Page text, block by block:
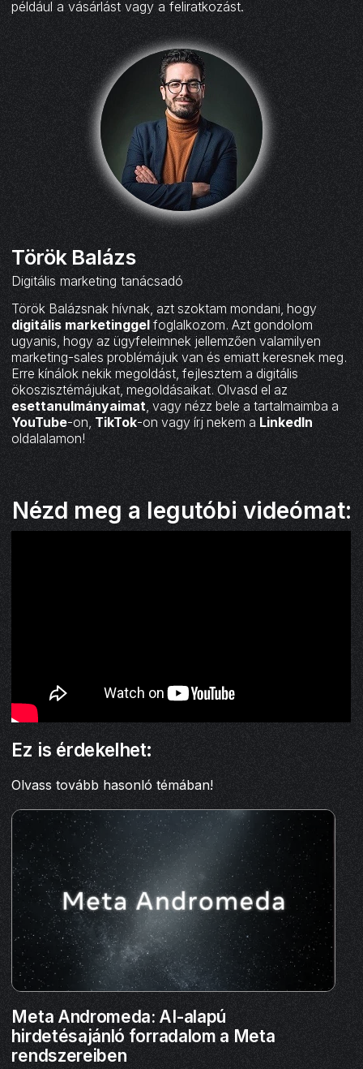
például a vásárlást vagy a feliratkozást.
Török Balázs
Digitális marketing tanácsadó
Török Balázsnak hívnak, azt szoktam mondani, hogy
digitális marketinggel foglalkozom. Azt gondolom
ugyanis, hogy az ügyfeleimnek jellemzően valamilyen
marketing-sales problémájuk van és emiatt keresnek meg.
Erre kínálok nekik megoldást, fejlesztem a digitális
ökoszisztémájukat, megoldásaikat. Olvasd el az
esettanulmányaimat, vagy nézz bele a tartalmaimba a
YouTube-on, TikTok-on vagy írj nekem a LinkedIn
oldalalamon!
Nézd meg a legutóbi videómat:
Ez is érdekelhet:
Olvass tovább hasonló témában!
Meta Andromeda: AI-alapú
hirdetésajánló forradalom a Meta
rendszereiben